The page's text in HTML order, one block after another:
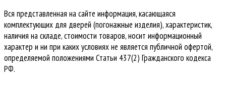
Вся представленная на сайте информация, касающаяся
комплектующих для дверей (погонажные изделия), характеристик,
наличия на складе, стоимости товаров, носит информационный
характер и ни при каких условиях не является публичной офертой,
определяемой положениями Статьи 437(2) Гражданского кодекса
РФ.